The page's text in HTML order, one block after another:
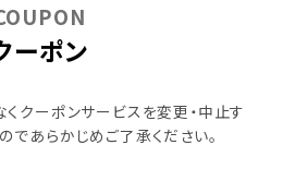
ーポン
クーポンサービスを変更・中止す
であらかじめご了承ください。